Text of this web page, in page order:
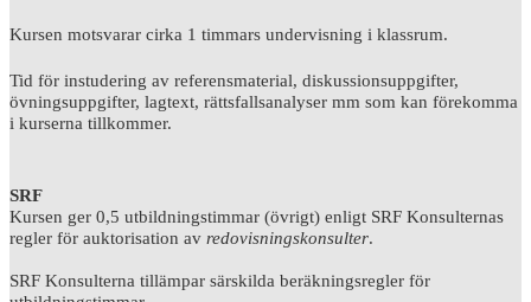
Kursen motsvarar cirka 1 timmars undervisning i klassrum.
Tid för instudering av referensmaterial, diskussionsuppgifter,
övningsuppgifter, lagtext, rättsfallsanalyser mm som kan förekomma
i kurserna tillkommer.
SRF
Kursen ger 0,5 utbildningstimmar (övrigt) enligt SRF Konsulternas
regler för auktorisation av redovisningskonsulter.
SRF Konsulterna tillämpar särskilda beräkningsregler för